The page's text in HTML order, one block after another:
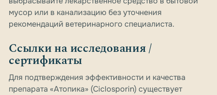
мусор или в канализацию без уточнения
рекомендаций ветеринарного специалиста.
Ссылки на исследования /
сертификаты
Для подтверждения эффективности и качества
препарата «Атопика» (Ciclosporin) существует